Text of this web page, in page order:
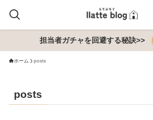
担当者ガチャを回避する秘訣>>
ホーム posts
posts